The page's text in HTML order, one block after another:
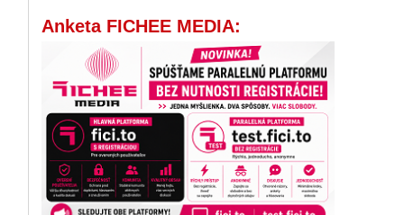
Anketa FICHEE MEDIA: